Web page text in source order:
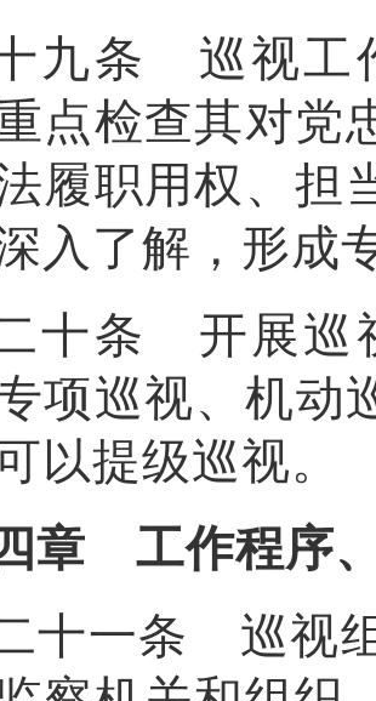
九条 巡视工
点检查其对党
履职用权、担
入了解，形成
十条 开展巡
项巡视、机动
以提级巡视。
章 工作程序
十一条 巡视